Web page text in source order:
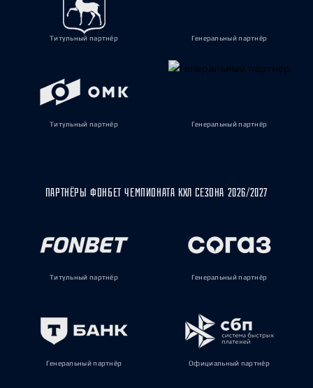
Титульный партнёр Генеральный партнёр
Титульный партнёр Генеральный партнёр
ПАРТНЁРЫ ФОНБЕТ ЧЕМПИОНАТА КХЛ СЕЗОНА 2026/2027
Титульный партнёр Генеральный партнёр
Генеральный партнёр Официальный партнёр